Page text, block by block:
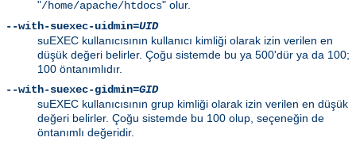
"/home/apache/htdocs" olur.
--with-suexec-uidmin=UID
suEXEC kullanıcısının kullanıcı kimliği olarak izin verilen en
düşük değeri belirler. Çoğu sistemde bu ya 500'dür ya da 100;
100 öntanımlıdır.
--with-suexec-gidmin=GID
suEXEC kullanıcısının grup kimliği olarak izin verilen en düşük
değeri belirler. Çoğu sistemde bu 100 olup, seçeneğin de
öntanımlı değeridir.